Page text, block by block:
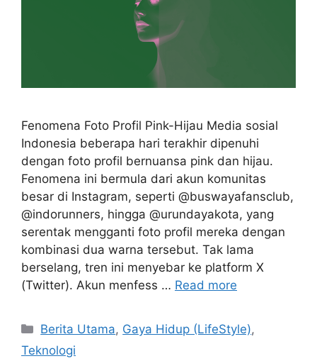
Fenomena Foto Profil Pink-Hijau Media sosial
Indonesia beberapa hari terakhir dipenuhi
dengan foto profil bernuansa pink dan hijau.
Fenomena ini bermula dari akun komunitas
besar di Instagram, seperti @buswayafansclub,
@indorunners, hingga @urundayakota, yang
serentak mengganti foto profil mereka dengan
kombinasi dua warna tersebut. Tak lama
berselang, tren ini menyebar ke platform X
(Twitter). Akun menfess … Read more
C
a
Berita Utama, Gaya Hidup (LifeStyle),
Teknologi